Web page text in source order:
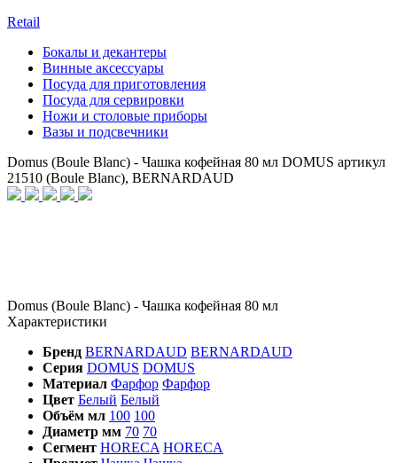
Retail
Бокалы и декантеры
Винные аксессуары
Посуда для приготовления
Посуда для сервировки
Ножи и столовые приборы
Вазы и подсвечники
Domus (Boule Blanc) - Чашка кофейная 80 мл DOMUS артикул
21510 (Boule Blanc), BERNARDAUD
Domus (Boule Blanc) - Чашка кофейная 80 мл
Характеристики
Бренд BERNARDAUD BERNARDAUD
Серия DOMUS DOMUS
Материал Фарфор Фарфор
Цвет Белый Белый
Объём мл 100 100
Диаметр мм 70 70
Сегмент HORECA HORECA